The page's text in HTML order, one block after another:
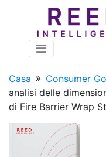
Casa Consumer
analisi delle
di Fire Barrier Wrap